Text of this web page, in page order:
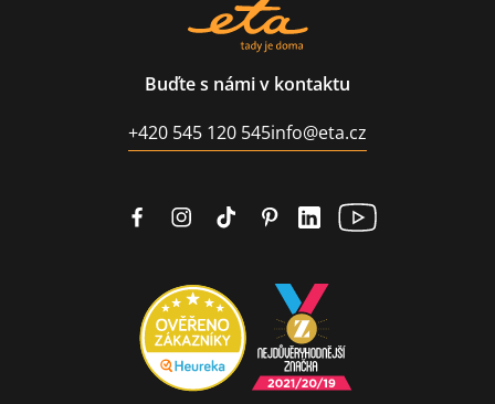
Buďte s námi v kontaktu
+420 545 120 545info@eta.cz